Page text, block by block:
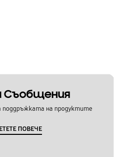
Съобщения
поддръжката на продуктите
ПОВЕЧЕ